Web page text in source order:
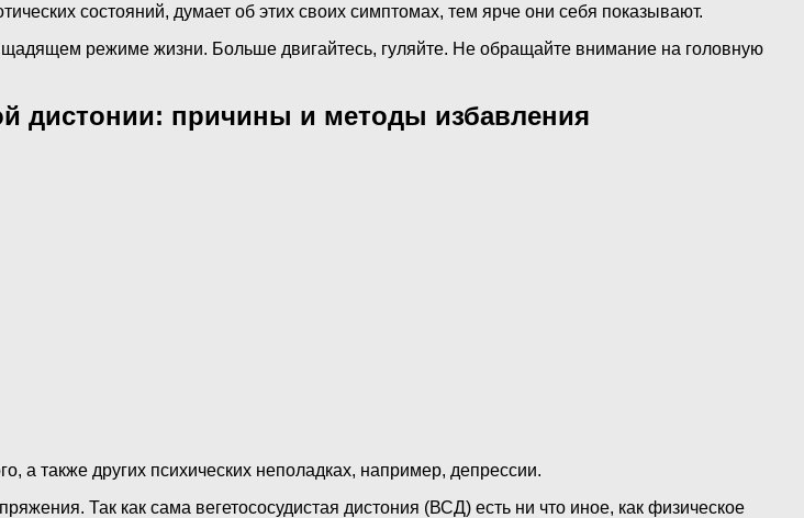
состояний, думает об этих своих симптомах, тем ярче они себя показывают.
режиме жизни. Больше двигайтесь, гуляйте. Не обращайте внимание на головную
дистонии: причины и методы избавления
а также других психических неполадках, например, депрессии.
Так как сама вегетососудистая дистония (ВСД) есть ни что иное, как физическое